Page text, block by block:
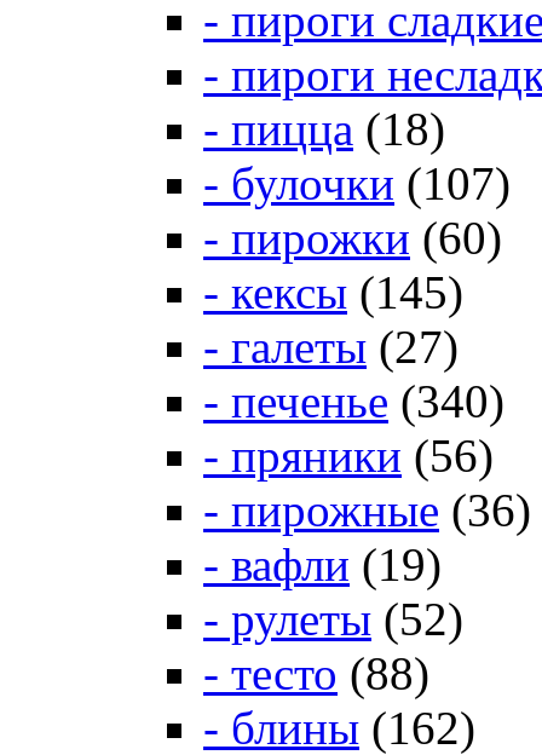
- пироги
- пироги
- пицца (18)
- булочки (107)
- пирожки (60)
- кексы (145)
- галеты (27)
- печенье (340)
- пряники (56)
- пирожные (36)
- вафли (19)
- рулеты (52)
- тесто (88)
- блины (162)